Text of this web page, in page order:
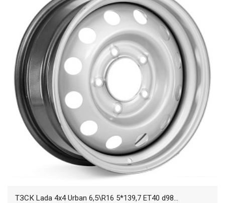
ТЗСК Lada 4x4 Urban 6,5\R16 5*139,7 ET40 d98...